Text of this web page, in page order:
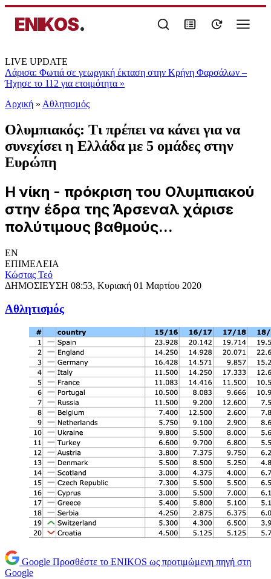
ENIKOS.
LIVE UPDATE
Λάρισα: Φωτιά σε γεωργική έκταση στην Κρήνη Φαρσάλων –
Ήχησε το 112 για ετοιμότητα »
Αρχική » Αθλητισμός
Ολυμπιακός: Τι πρέπει να κάνει για να
συνεχίσει η Ελλάδα με 5 ομάδες στην
Ευρώπη
Η νίκη - πρόκριση του Ολυμπιακού
στην έδρα της Άρσεναλ χάρισε
πολύτιμους βαθμούς...
EN
ΕΠΙΜΕΛΕΙΑ
Κώστας Τεό
ΔΗΜΟΣΙΕΥΣΗ 08:53, Κυριακή 01 Μαρτίου 2020
Αθλητισμός
Google Προσθέστε το ENIKOS ως προτιμώμενη πηγή στη
Google